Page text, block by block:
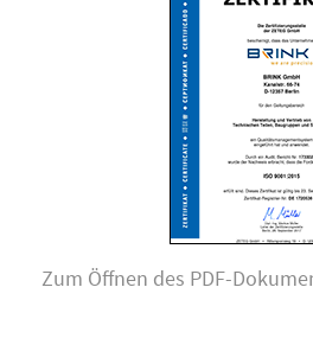
Zum Öffnen des PDF-